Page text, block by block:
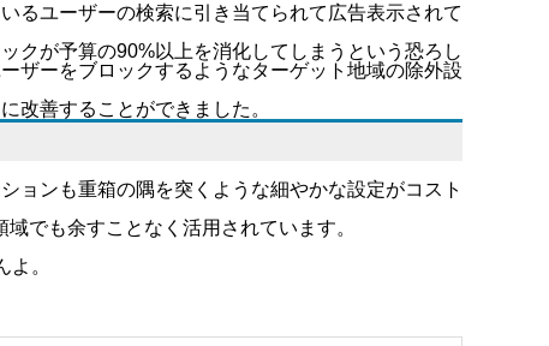
るユーザーの検索に引き当てられて広告表示されて
クが予算の90%以上を消化してしまうという恐ろし
ザーをブロックするようなターゲット地域の除外設
改善することができました。
ョンも重箱の隅を突くような細やかな設定がコスト
でも余すことなく活用されています。
。